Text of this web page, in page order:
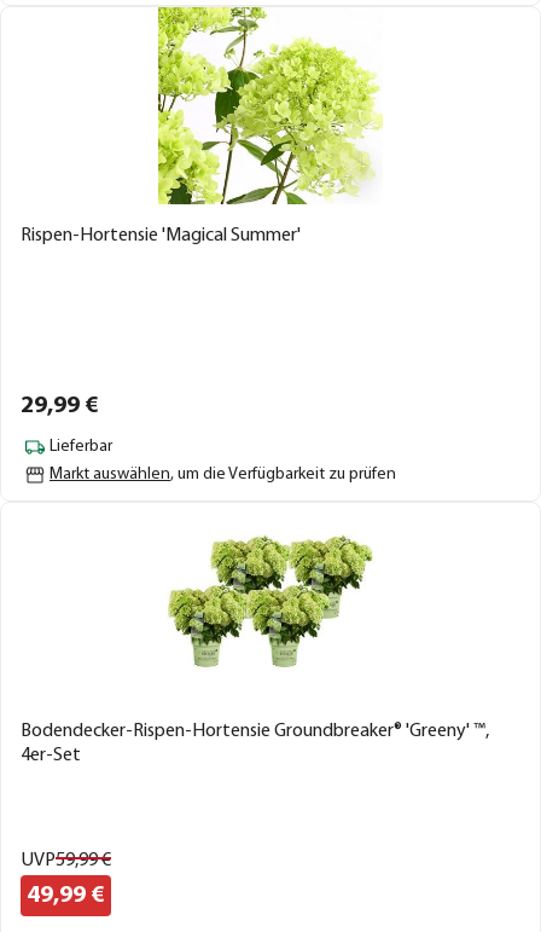
Rispen-Hortensie 'Magical Summer'
29,99 €
Lieferbar
Markt auswählen, um die Verfügbarkeit zu prüfen
Bodendecker-Rispen-Hortensie Groundbreaker® 'Greeny' ™,
4er-Set
UVP59,99€
49,99 €